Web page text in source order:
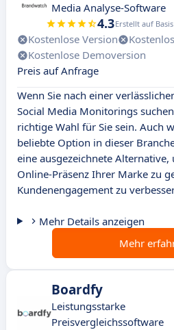
Media Analyse-Software
4.3Erstellt auf
Kostenlose Version
Kostenlose Demoversion
Preis auf Anfrage
Wenn Sie nach einer
Social Media Monitorings
richtige Wahl für Sie sein. Auch
beliebte Option in dieser
eine ausgezeichnete
Online-Präsenz Ihrer Marke zu
Kundenengagement zu
Mehr Details anzeigen
Mehr
Boardfy
Leistungsstarke
Preisvergleichssoftware